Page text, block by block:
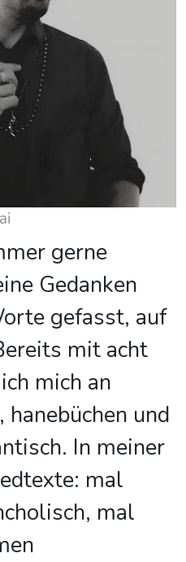
gerne
Gedanken
gefasst, auf
mit acht
mich an
und
In meiner
mal
mal